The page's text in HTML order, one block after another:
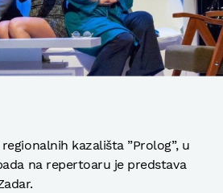
kazališta ”Prolog”, u
na repertoaru je predstava